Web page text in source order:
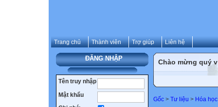
Trang chủ Thành viên Trợ giúp Liên hệ
ĐĂNG NHẬP
Tên truy nhập
Mật khẩu
Chào mừng quý
Gốc > Tư liệu > Hóa học